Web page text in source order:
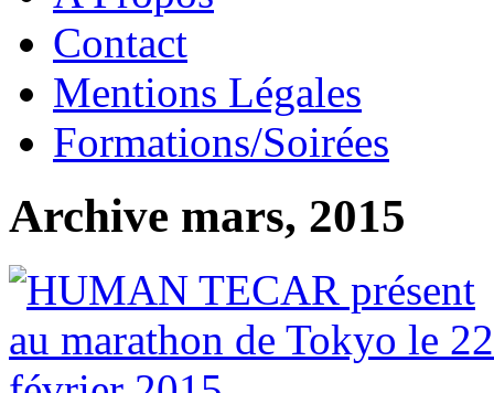
Contact
Mentions Légales
Formations/Soirées
Archive mars, 2015